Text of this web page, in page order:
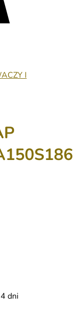
I
dni